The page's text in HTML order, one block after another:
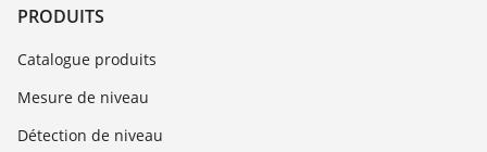
PRODUITS
Catalogue produits
Mesure de niveau
Détection de niveau